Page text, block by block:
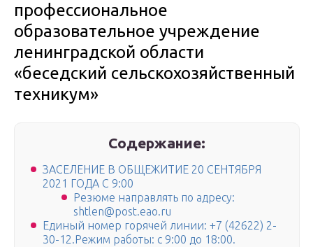
профессиональное
образовательное учреждение
ленинградской области
«беседский сельскохозяйственный
техникум»
Содержание:
ЗАСЕЛЕНИЕ В ОБЩЕЖИТИЕ 20 СЕНТЯБРЯ
2021 ГОДА С 9:00
Резюме направлять по адресу:
shtlen@post.eao.ru
Единый номер горячей линии: +7 (42622) 2-
30-12.Режим работы: с 9:00 до 18:00.